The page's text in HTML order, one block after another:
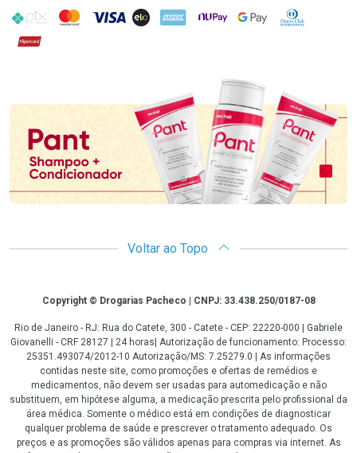
PIX MasterCard
VISA ELO AMEX NuPay Google PayDiners Club
Hipercard
Promoção em Destaque
Voltar ao Topo
CopyrightCopyright © Drogarias Pacheco | CNPJ: 33.438.250/0187-08
Rio de Janeiro - RJ: Rua do Catete, 300 - Catete - CEP: 22220-000 | Gabriele
Giovanelli - CRF 28127 | 24 horas| Autorização de funcionamento: Processo:
25351.493074/2012-10 Autorização/MS: 7.25279.0 | As informações
contidas neste site, como promoções e ofertas de remédios e
medicamentos, não devem ser usadas para automedicação e não
substituem, em hipótese alguma, a medicação prescrita pelo profissional da
área médica. Somente o médico está em condições de diagnosticar
qualquer problema de saúde e prescrever o tratamento adequado. Os
preços e as promoções são válidos apenas para compras via internet. As